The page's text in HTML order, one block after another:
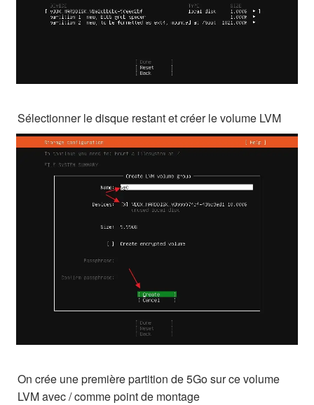
Sélectionner le disque restant et créer le volume LVM
On crée une première partition de 5Go sur ce volume
LVM avec / comme point de montage